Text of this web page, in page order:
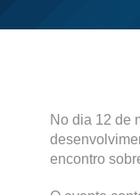
No dia 12 de
encontro